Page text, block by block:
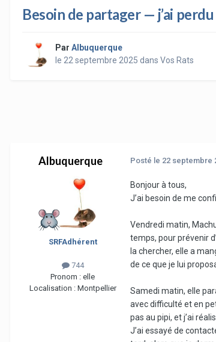
Besoin de partager — j’ai
Par Albuquerque
le 22 septembre 2025 dans Vos Rats
Albuquerque
SRFAdhérent
744
Pronom : elle
Localisation : Montpellier
Posté le 22 septembre
Bonjour à tous,
J’ai besoin de me
Vendredi matin,
temps, pour prévenir
la chercher, elle a
de ce que je lui
Samedi matin, elle
avec difficulté et en
pas au pipi, et j’ai
J’ai essayé de